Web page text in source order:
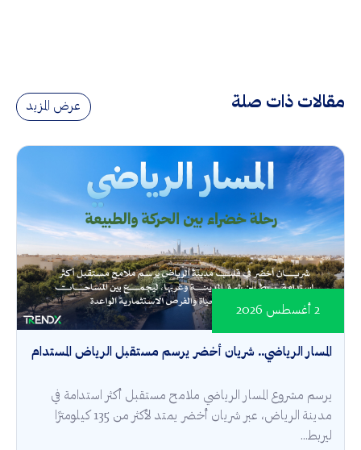
مقالات ذات صلة عرض المزيد
المسار الرياضي.. شريان أخضر يرسم مستقبل الرياض المستدام
2 أغسطس 2026
يرسم مشروع المسار الرياضي ملامح مستقبل أكثر استدامة في
مدينة الرياض، عبر شريان أخضر يمتد لأكثر من 135 كيلومترًا
ليربط...